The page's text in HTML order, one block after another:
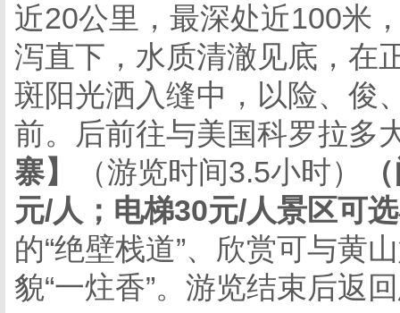
近20公里，最深处近100米
泻直下，水质清澈见底，在
斑阳光洒入缝中，以险、俊
前。后前往与美国科罗拉多
寨】
（游览时间3.5小时）
元/人；电梯30元/人景区可
的“绝壁栈道”、欣赏可与黄
貌“一炷香”。游览结束后返